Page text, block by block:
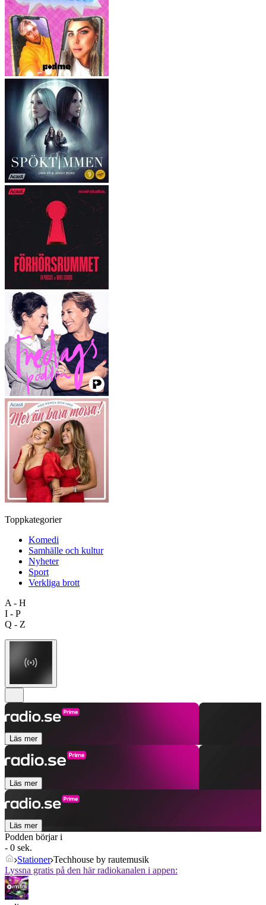
Toppkategorier
Komedi
Samhälle och kultur
Nyheter
Sport
Verkliga brott
A - H
I - P
Q - Z
Läs mer
Läs mer
Läs mer
Podden börjar i
- 0 sek.
Stationer Techhouse by rautemusik
Lyssna gratis på den här radiokanalen i appen: